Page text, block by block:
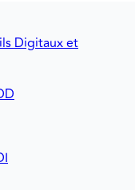
Digitaux et